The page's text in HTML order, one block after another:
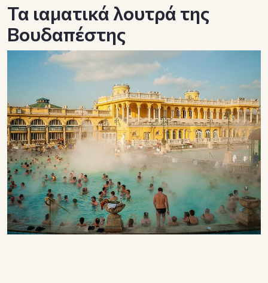
Τα ιαματικά λουτρά της
Βουδαπέστης